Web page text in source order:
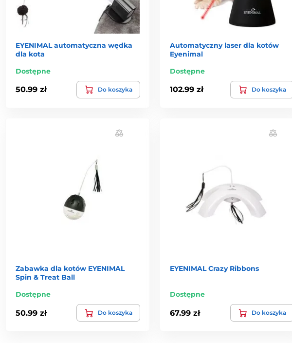
EYENIMAL automatyczna wędka
dla kota
Dostępne
50.99 zł Do koszyka
Automatyczny laser dla kotów
Eyenimal
Dostępne
102.99 zł Do koszyka
Zabawka dla kotów EYENIMAL
Spin & Treat Ball
Dostępne
50.99 zł Do koszyka
EYENIMAL Crazy Ribbons
Dostępne
67.99 zł Do koszyka